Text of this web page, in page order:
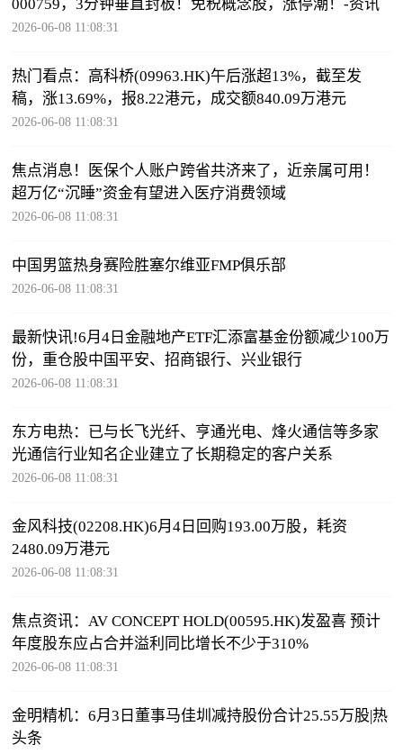
000759，3分钟垂直封板！免税概念股，涨停潮！-资讯
2026-06-08 11:08:31
热门看点：高科桥(09963.HK)午后涨超13%，截至发
稿，涨13.69%，报8.22港元，成交额840.09万港元
2026-06-08 11:08:31
焦点消息！医保个人账户跨省共济来了，近亲属可用！
超万亿“沉睡”资金有望进入医疗消费领域
2026-06-08 11:08:31
中国男篮热身赛险胜塞尔维亚FMP俱乐部
2026-06-08 11:08:31
最新快讯!6月4日金融地产ETF汇添富基金份额减少100万
份，重仓股中国平安、招商银行、兴业银行
2026-06-08 11:08:31
东方电热：已与长飞光纤、亨通光电、烽火通信等多家
光通信行业知名企业建立了长期稳定的客户关系
2026-06-08 11:08:31
金风科技(02208.HK)6月4日回购193.00万股，耗资
2480.09万港元
2026-06-08 11:08:31
焦点资讯：AV CONCEPT HOLD(00595.HK)发盈喜 预计
年度股东应占合并溢利同比增长不少于310%
2026-06-08 11:08:31
金明精机：6月3日董事马佳圳减持股份合计25.55万股|热
头条